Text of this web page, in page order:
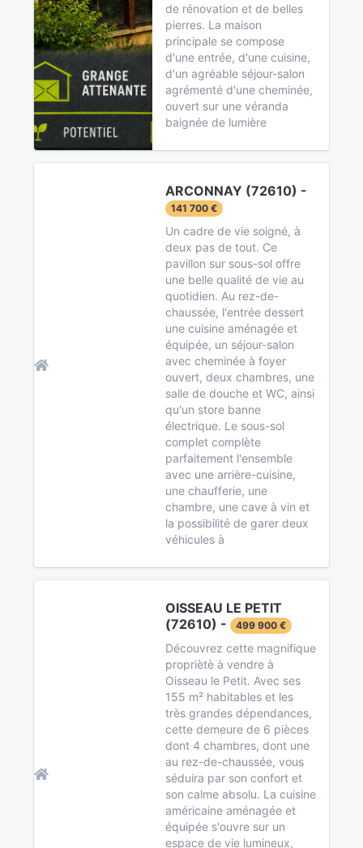
de rénovation et de belles
pierres. La maison
principale se compose
d'une entrée, d'une cuisine,
d'un agréable séjour-salon
agrémenté d'une cheminée,
ouvert sur une véranda
baignée de lumière
ARCONNAY (72610) -
141 700 €
Un cadre de vie soigné, à
deux pas de tout. Ce
pavillon sur sous-sol offre
une belle qualité de vie au
quotidien. Au rez-de-
chaussée, l'entrée dessert
une cuisine aménagée et
équipée, un séjour-salon
avec cheminée à foyer
ouvert, deux chambres, une
salle de douche et WC, ainsi
qu'un store banne
électrique. Le sous-sol
complet complète
parfaitement l'ensemble
avec une arrière-cuisine,
une chaufferie, une
chambre, une cave à vin et
la possibilité de garer deux
véhicules à
OISSEAU LE PETIT
(72610) -
499 900 €
Découvrez cette magnifique
propriètè à vendre à
Oisseau le Petit. Avec ses
155 m² habitables et les
très grandes dépendances,
cette demeure de 6 pièces
dont 4 chambres, dont une
au rez-de-chaussée, vous
séduira par son confort et
son calme absolu. La cuisine
américaine aménagée et
équipée s'ouvre sur un
espace de vie lumineux,